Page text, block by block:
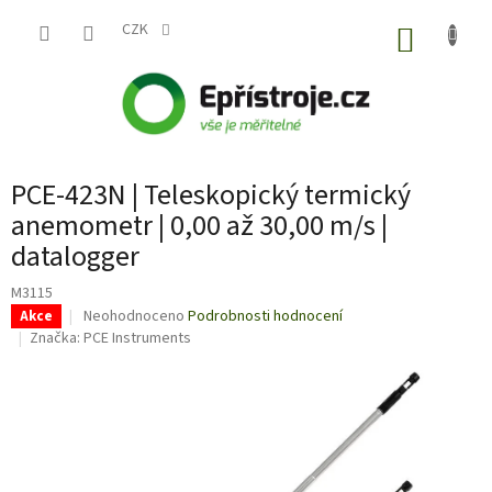
CZK
PCE-423N | Teleskopický termický
anemometr | 0,00 až 30,00 m/s |
datalogger
M3115
Akce
Průměrné
hodnocení
Neohodnoceno Podrobnosti hodnocení
Značka: PCE Instruments